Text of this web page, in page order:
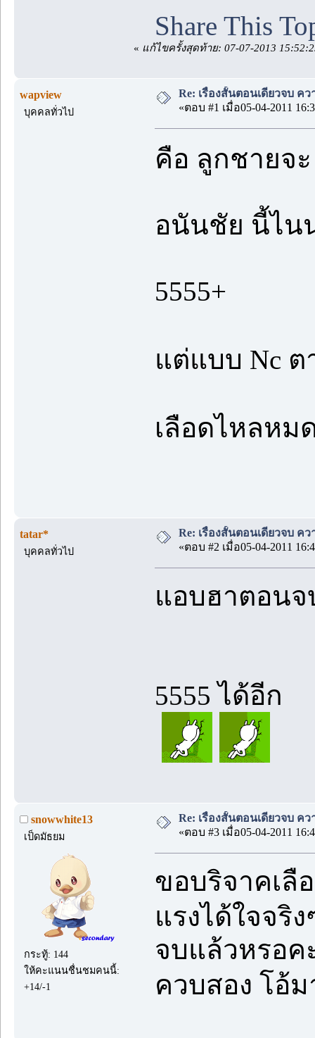
Share This
« แก้ไขครั้งสุดท้าย: 07-07-2013
wapview
บุคคลทั่วไป
Re: เรื่องสั้นตอนเดียวจบ ค
«ตอบ #1 เมื่อ05-04-2011
คือ ลูกชายจ
อนันชัย นี้ไน
5555+
แต่แบบ Nc
เลือดไหลห
tatar*
บุคคลทั่วไป
Re: เรื่องสั้นตอนเดียวจบ ค
«ตอบ #2 เมื่อ05-04-2011
แอบฮาตอนจ
5555 ได้อีก
snowwhite13
เป็ดมัธยม
กระทู้: 144
ให้คะแนนชื่นชมคนนี้:
+14/-1
Re: เรื่องสั้นตอนเดียวจบ ค
«ตอบ #3 เมื่อ05-04-2011
ขอบริจาคเลื
แรงได้ใจจริ
จบแล้วหรอ
ควบสอง โอ้